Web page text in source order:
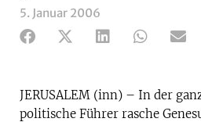
5. Januar 2006
JERUSALEM (inn) – In der
politische Führer rasche